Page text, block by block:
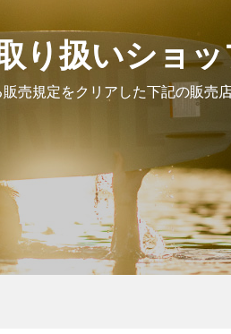
り扱いショ
売規定をクリアした下記の販売